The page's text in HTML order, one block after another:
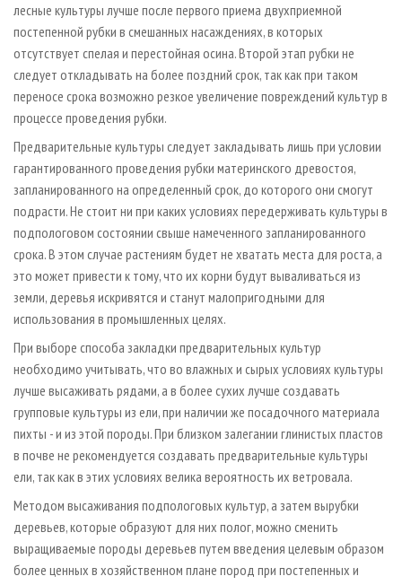
лесные культуры лучше после первого приема двухприемной
постепенной рубки в смешанных насаждениях, в которых
отсутствует спелая и перестойная осина. Второй этап рубки не
следует откладывать на более поздний срок, так как при таком
переносе срока возможно резкое увеличение повреждений культур в
процессе проведения рубки.
Предварительные культуры следует закладывать лишь при условии
гарантированного проведения рубки материнского древостоя,
запланированного на определенный срок, до которого они смогут
подрасти. Не стоит ни при каких условиях передерживать культуры в
подпологовом состоянии свыше намеченного запланированного
срока. В этом случае растениям будет не хватать места для роста, а
это может привести к тому, что их корни будут вываливаться из
земли, деревья искривятся и станут малопригодными для
использования в промышленных целях.
При выборе способа закладки предварительных культур
необходимо учитывать, что во влажных и сырых условиях культуры
лучше высаживать рядами, а в более сухих лучше создавать
групповые культуры из ели, при наличии же посадочного материала
пихты - и из этой породы. При близком залегании глинистых пластов
в почве не рекомендуется создавать предварительные культуры
ели, так как в этих условиях велика вероятность их ветровала.
Методом высаживания подпологовых культур, а затем вырубки
деревьев, которые образуют для них полог, можно сменить
выращиваемые породы деревьев путем введения целевым образом
более ценных в хозяйственном плане пород при постепенных и